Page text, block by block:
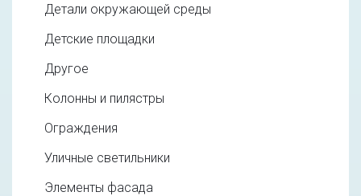
Детали окружающей среды
Детские площадки
Другое
Колонны и пилястры
Ограждения
Уличные светильники
Элементы фасада